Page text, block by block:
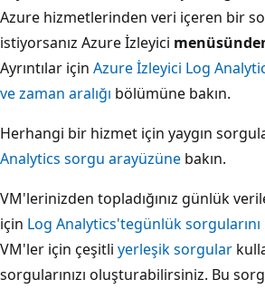
Azure hizmetlerinden veri içeren bir
istiyorsanız Azure İzleyici
Ayrıntılar için Azure İzleyici Log
ve zaman aralığı bölümüne bakın.
Herhangi bir hizmet için yaygın
Analytics sorgu arayüzüne bakın.
VM'lerinizden topladığınız günlük
için Log Analytics'tegünlük sorgularını
VM'ler için çeşitli yerleşik sorgular
sorgularınızı oluşturabilirsiniz. Bu